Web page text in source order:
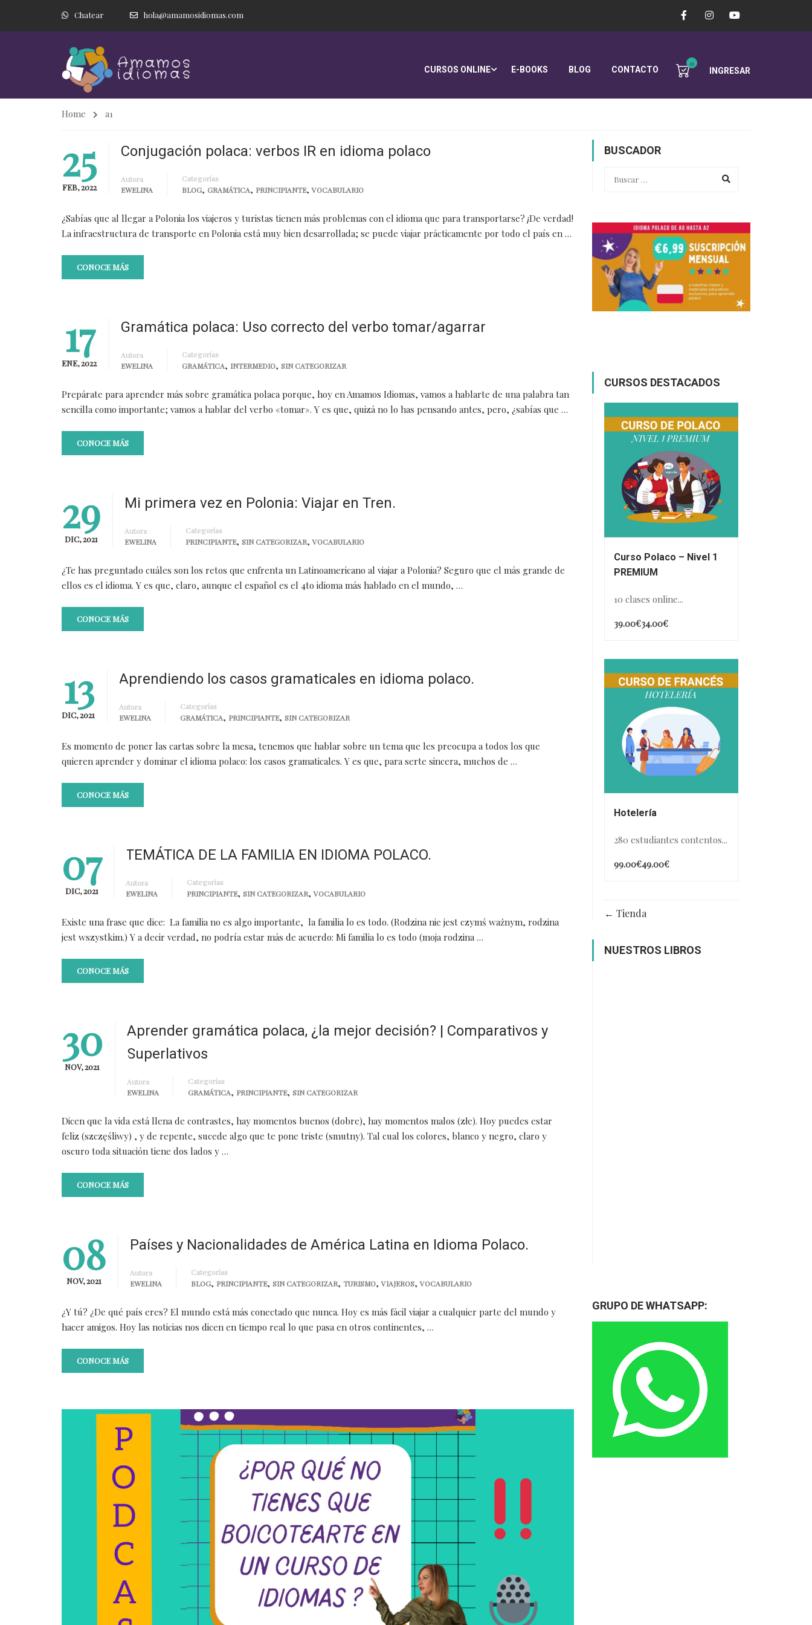
Chatear hola@amamosidiomas.com
CURSOS ONLINE E-BOOKS BLOG CONTACTO
0
INGRESAR
Home a1
25
FEB, 2022
Conjugación polaca: verbos IR en idioma polaco
Autora
EWELINA
Categorías
BLOG, GRAMÁTICA, PRINCIPIANTE,VOCABULARIO
¿Sabías que al llegar a Polonia los viajeros y turistas tienen más problemas con el idioma que para transportarse? ¡De verdad!
La infraestructura de transporte en Polonia está muy bien desarrollada; se puede viajar prácticamente por todo el país en …
CONOCE MÁS
17
ENE, 2022
Gramática polaca: Uso correcto del verbo tomar/agarrar
Autora
EWELINA
Categorías
GRAMÁTICA, INTERMEDIO, SIN CATEGORIZAR
Prepárate para aprender más sobre gramática polaca porque, hoy en Amamos Idiomas, vamos a hablarte de una palabra tan
sencilla como importante; vamos a hablar del verbo «tomar». Y es que, quizá no lo has pensando antes, pero, ¿sabías que …
CONOCE MÁS
29
DIC, 2021
Mi primera vez en Polonia: Viajar en Tren.
Autora
EWELINA
Categorías
PRINCIPIANTE, SIN CATEGORIZAR,VOCABULARIO
¿Te has preguntado cuáles son los retos que enfrenta un Latinoamericano al viajar a Polonia? Seguro que el más grande de
ellos es el idioma. Y es que, claro, aunque el español es el 4to idioma más hablado en el mundo, …
CONOCE MÁS
13
DIC, 2021
Aprendiendo los casos gramaticales en idioma polaco.
Autora
EWELINA
Categorías
GRAMÁTICA, PRINCIPIANTE, SIN CATEGORIZAR
Es momento de poner las cartas sobre la mesa, tenemos que hablar sobre un tema que les preocupa a todos los que
quieren aprender y dominar el idioma polaco: los casos gramaticales. Y es que, para serte sincera, muchos de …
CONOCE MÁS
07
DIC, 2021
TEMÁTICA DE LA FAMILIA EN IDIOMA POLACO.
Autora
EWELINA
Categorías
PRINCIPIANTE, SIN CATEGORIZAR,VOCABULARIO
Existe una frase que dice: La familia no es algo importante, la familia lo es todo. (Rodzina nie jest czymś ważnym, rodzina
jest wszystkim.) Y a decir verdad, no podría estar más de acuerdo: Mi familia lo es todo (moja rodzina …
CONOCE MÁS
30
NOV, 2021
Aprender gramática polaca, ¿la mejor decisión? | Comparativos y
Superlativos
Autora
EWELINA
Categorías
GRAMÁTICA, PRINCIPIANTE, SIN CATEGORIZAR
Dicen que la vida está llena de contrastes, hay momentos buenos (dobre), hay momentos malos (złe). Hoy puedes estar
feliz (szczęśliwy) , y de repente, sucede algo que te pone triste (smutny). Tal cual los colores, blanco y negro, claro y
oscuro toda situación tiene dos lados y …
CONOCE MÁS
08
NOV, 2021
Países y Nacionalidades de América Latina en Idioma Polaco.
Autora
EWELINA
Categorías
BLOG, PRINCIPIANTE, SIN CATEGORIZAR, TURISMO,VIAJEROS,VOCABULARIO
¿Y tú? ¿De qué país eres? El mundo está más conectado que nunca. Hoy es más fácil viajar a cualquier parte del mundo y
hacer amigos. Hoy las noticias nos dicen en tiempo real lo que pasa en otros continentes, …
CONOCE MÁS
BUSCADOR
CURSOS DESTACADOS
Curso Polaco – Nivel 1
PREMIUM
10 clases online...
39.00€34.00€
Hotelería
280 estudiantes contentos...
99.00€49.00€
Tienda
NUESTROS LIBROS
GRUPO DE WHATSAPP: